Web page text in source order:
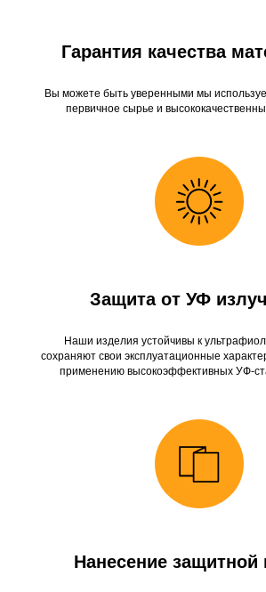
Гарантия качества
Вы можете быть уверенными мы
первичное сырье и
Защита от УФ
Наши изделия устойчивы к
сохраняют свои эксплуатационные
применению высокоэффективных УФ-
Нанесение защитной